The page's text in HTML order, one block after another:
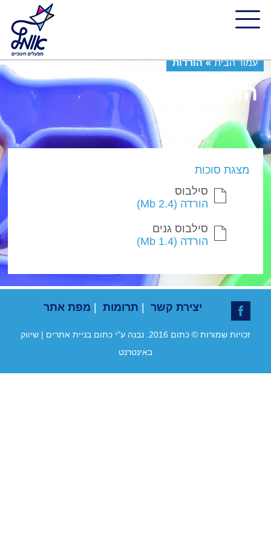
עמוד הבית » הורדות
הורדות
מצגת סוכות
סילבוס
הורדה (2.4 Mb)
סילבוס גנים
הורדה (1.4 Mb)
יצירת קשר | תרומות | מפת אתר
זכויות שמורות © כתום 2016. נבנה ע"י כתום בניית אתרים | שיווק
באינטרנט